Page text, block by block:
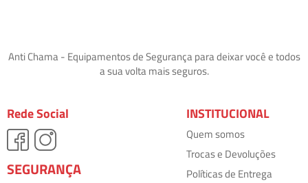
Anti Chama - Equipamentos de Segurança para deixar você e todos
a sua volta mais seguros.
Rede Social
SEGURANÇA
INSTITUCIONAL
Quem somos
Trocas e Devoluções
Políticas de Entrega